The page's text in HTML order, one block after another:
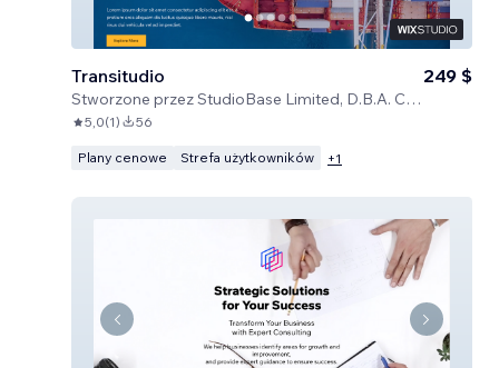
Transitudio
Stworzone przezStudioBase Limited, D.B.A. Certified Code
249 $
5,0(1) 56
Plany cenowe Strefa użytkowników +1